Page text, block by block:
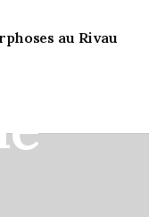
au Rivau